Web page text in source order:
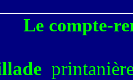
Le compte-